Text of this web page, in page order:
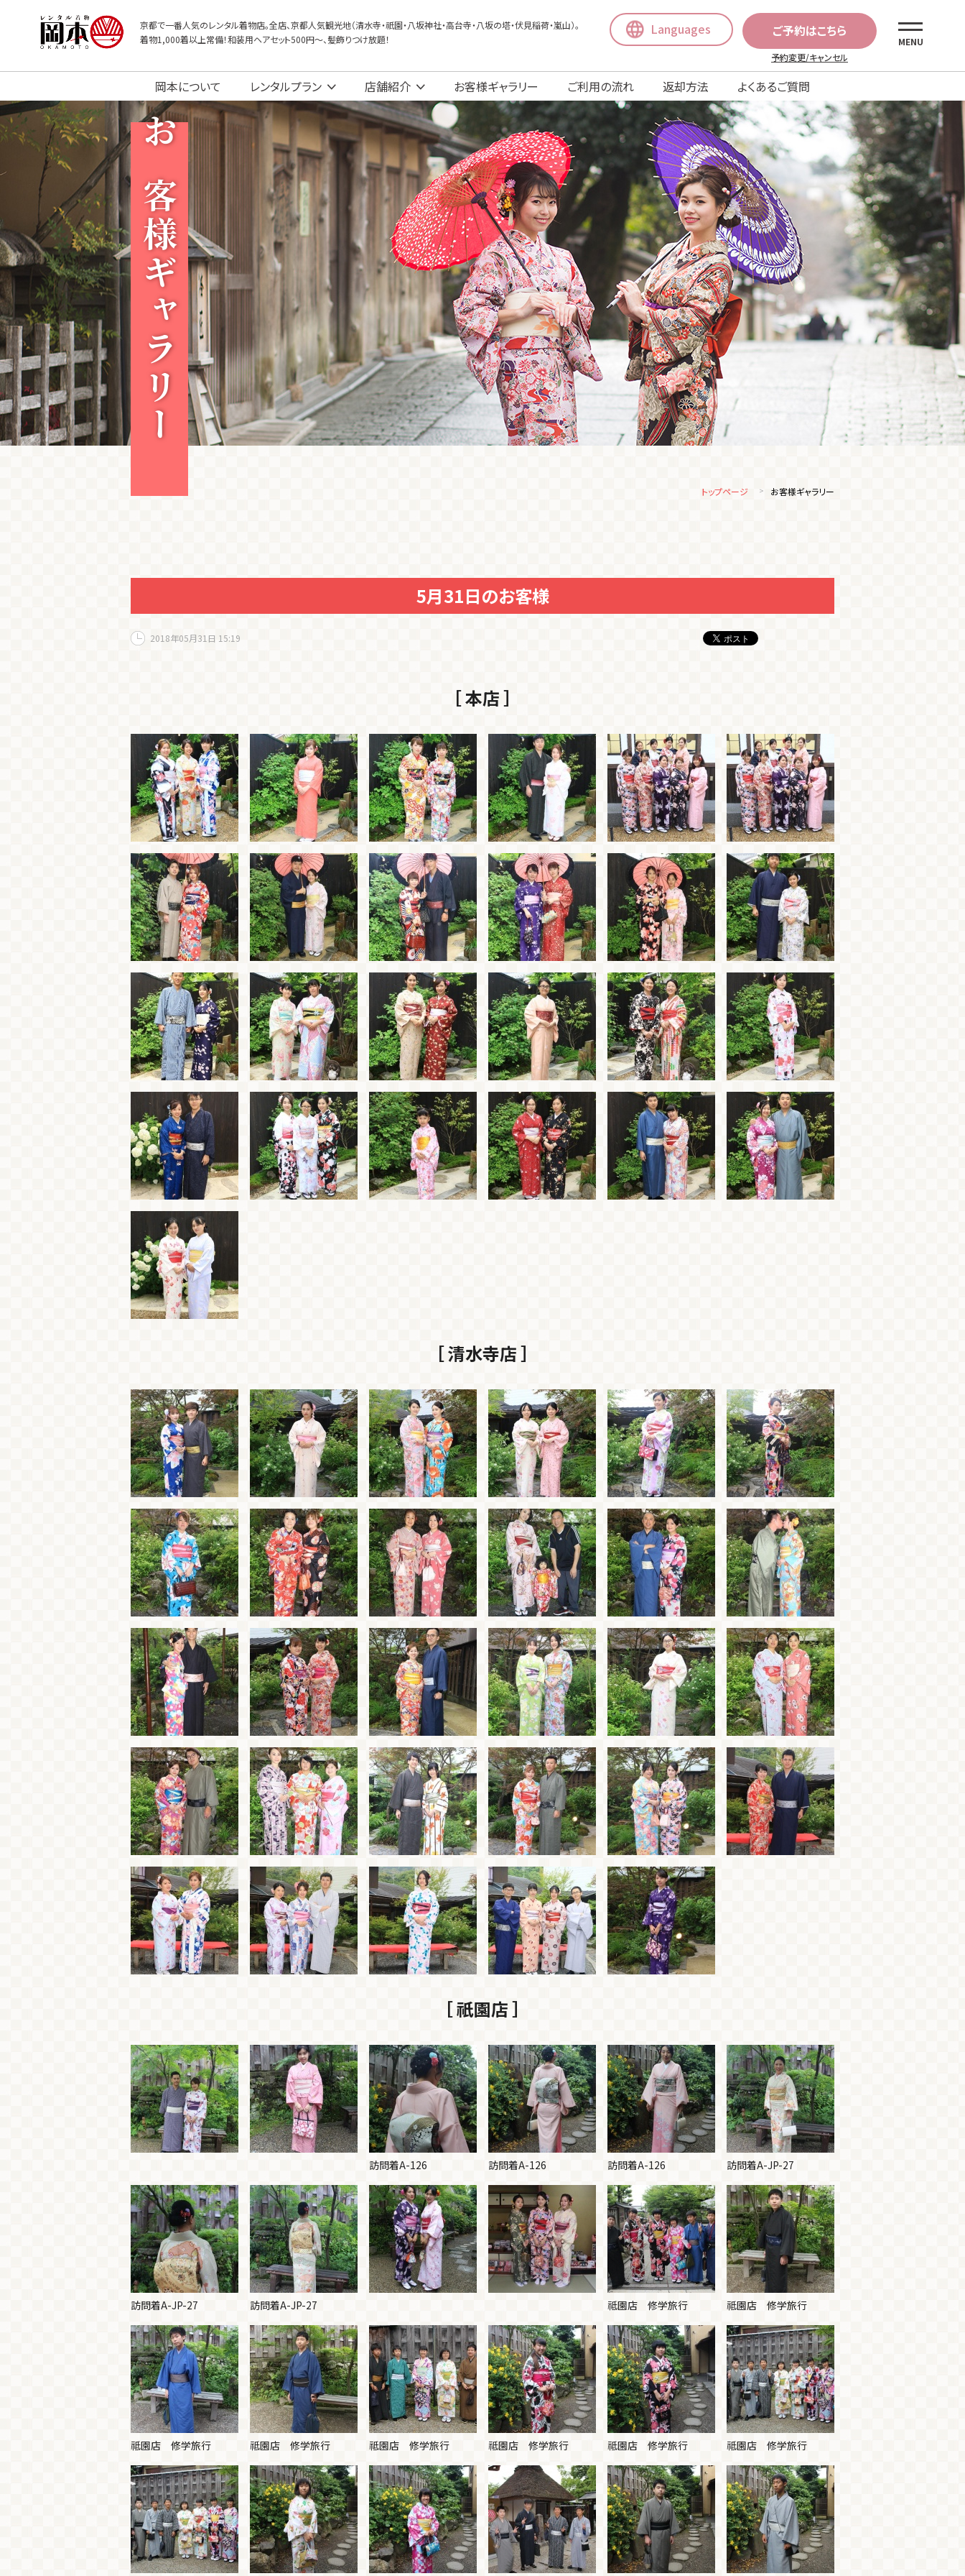
京都で一番人気のレンタル着物店。全店、京都人気観光地（清水寺・祇園・八坂神社・高台寺・八坂の塔・伏見稲荷・嵐山）。
着物1,000着以上常備！和装用ヘアセット500円〜、髪飾りつけ放題！
Languages ご予約はこちら
予約変更/キャンセル
MENU
岡本について レンタルプラン 店舗紹介 お客様ギャラリー ご利用の流れ 返却方法 よくあるご質問
お客様ギャラリー
トップページ お客様ギャラリー
5月31日のお客様
2018年05月31日 15:19
［ 本店 ］
［ 清水寺店 ］
［ 祇園店 ］
訪問着A-126 訪問着A-126 訪問着A-126 訪問着A-JP-27
訪問着A-JP-27 訪問着A-JP-27 祗園店 修学旅行 祗園店 修学旅行
祗園店 修学旅行 祗園店 修学旅行 祗園店 修学旅行 祗園店 修学旅行 祗園店 修学旅行 祗園店 修学旅行